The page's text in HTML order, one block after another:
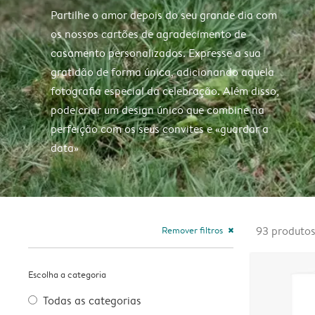
Partilhe o amor depois do seu grande dia com
os nossos cartões de agradecimento de
casamento personalizados. Expresse a sua
gratidão de forma única, adicionando aquela
fotografia especial da celebração. Além disso,
pode criar um design único que combine na
perfeição com os seus convites e «guardar a
data»
Remover filtros close
Escolha a categoria
Todas as categorias
93 produtos